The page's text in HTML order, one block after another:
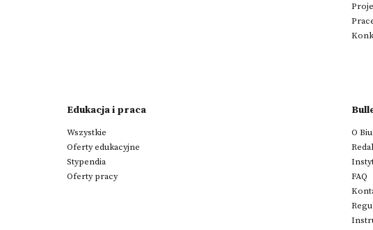
Edukacja i praca
Wszystkie
Oferty edukacyjne
Stypendia
Oferty pracy
O
FAQ